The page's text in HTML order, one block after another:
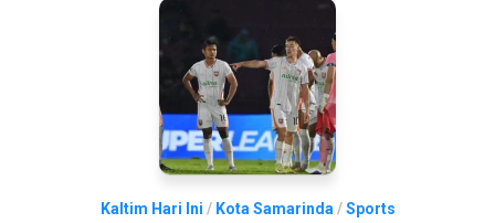
Kaltim Hari Ini / Kota Samarinda /Sports